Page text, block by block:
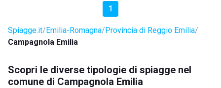
1
Spiagge.it Emilia-Romagna Provincia di Reggio Emilia
Campagnola Emilia
Scopri le diverse tipologie di spiagge nel
comune di Campagnola Emilia